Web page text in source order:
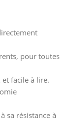
pour toutes
et facile à lire.
sa résistance à